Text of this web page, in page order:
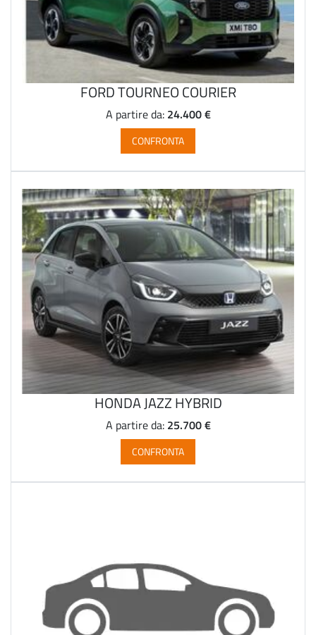
FORD TOURNEO COURIER
A partire da: 24.400 €
CONFRONTA
HONDA JAZZ HYBRID
A partire da: 25.700 €
CONFRONTA